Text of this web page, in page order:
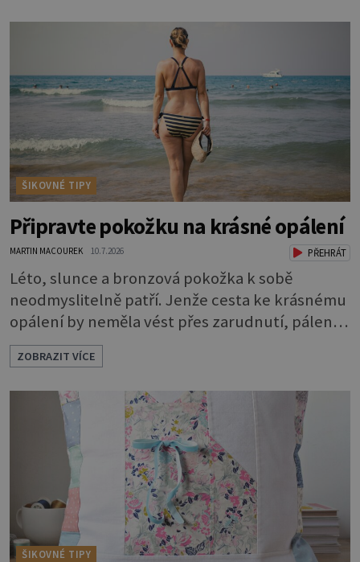
Nezvláčňují je žádné mazové žlázy, proto jsou
rty mnohem choulostivější a náchylné k
vysychání a praskání. Balzám na rty je proto
nutnou základní výbavou, pokud chce
ŠIKOVNÉ TIPY
Připravte pokožku na krásné opálení
MARTIN MACOUREK 10.7.2026 PŘEHRÁT
Léto, slunce a bronzová pokožka k sobě
neodmyslitelně patří. Jenže cesta ke krásnému
opálení by neměla vést přes zarudnutí, pálení a
loupající se kůže. Spálená pokožka není
známkou „základu“ pro opálení, ale reakcí na
nadměrné UV záření. Pokud chcete, aby pleť i
pokožka těla vypadaly zdravě, hladce a opálení
vydrželo co nejdéle, vyplatí se začít s přípravou
už několik týdnů před první dovolenou.
ZOBRAZIT VÍCE
ŠIKOVNÉ TIPY